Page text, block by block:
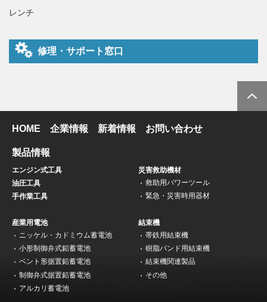
レンチ
修理・サポート窓口
HOME 企業情報 新着情報 お問い合わせ
製品情報
エンジン式工具
油圧工具
手作業工具
災害救助機材
救助用パワーツール
緊急・災害時用器材
産業用電池
ニッケル・カドミウム蓄電池
小形制御弁式鉛蓄電池
ベント形据置鉛蓄電池
制御弁式据置鉛蓄電池
アルカリ蓄電池
結束機
帯鉄用結束機
樹脂バンド用結束機
結束機関連製品
その他